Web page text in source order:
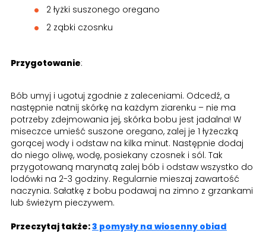
2 łyżki suszonego oregano
2 ząbki czosnku
Przygotowanie:
Bób umyj i ugotuj zgodnie z zaleceniami. Odcedź, a
następnie natnij skórkę na każdym ziarenku – nie ma
potrzeby zdejmowania jej, skórka bobu jest jadalna! W
miseczce umieść suszone oregano, zalej je 1 łyżeczką
gorącej wody i odstaw na kilka minut. Następnie dodaj
do niego oliwę, wodę, posiekany czosnek i sól. Tak
przygotowaną marynatą zalej bób i odstaw wszystko do
lodówki na 2-3 godziny. Regularnie mieszaj zawartość
naczynia. Sałatkę z bobu podawaj na zimno z grzankami
lub świeżym pieczywem.
Przeczytaj także:3 pomysły na wiosenny obiad